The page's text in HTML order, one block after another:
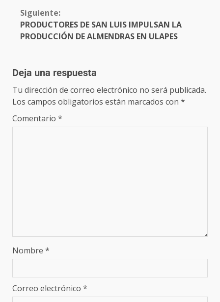
Siguiente:
PRODUCTORES DE SAN LUIS IMPULSAN LA
PRODUCCIÓN DE ALMENDRAS EN ULAPES
Deja una respuesta
Tu dirección de correo electrónico no será publicada.
Los campos obligatorios están marcados con *
Comentario *
Nombre *
Correo electrónico *